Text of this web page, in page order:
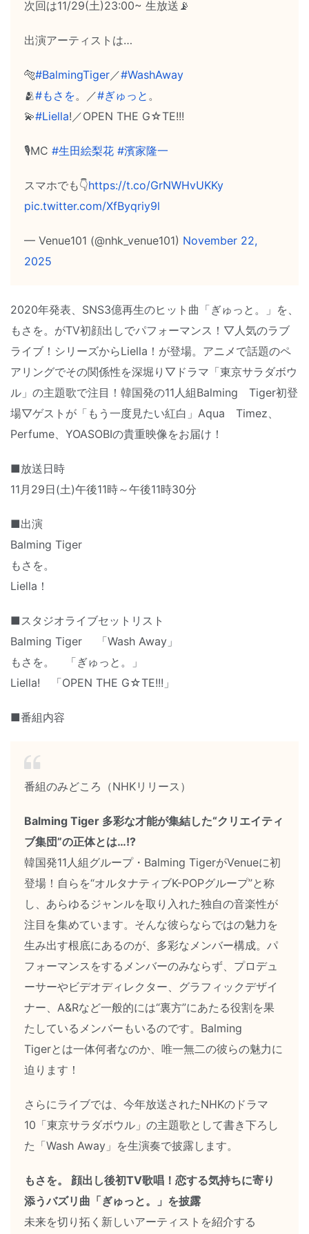
次回は11/29(土)23:00~ 生放送📡
出演アーティストは…
🐅#BalmingTiger／#WashAway
🫂#もさを。／#ぎゅっと 。
💫#Liella!／OPEN THE G☆TE!!!
🎙MC #生田絵梨花 #濱家隆一
スマホでも👇https://t.co/GrNWHvUKKy
pic.twitter.com/XfByqriy9l
— Venue101 (@nhk_venue101) November 22,
2025
2020年発表、SNS3億再生のヒット曲「ぎゅっと。」を、
もさを。がTV初顔出しでパフォーマンス！▽人気のラブ
ライブ！シリーズからLiella！が登場。アニメで話題のペ
アリングでその関係性を深堀り▽ドラマ「東京サラダボウ
ル」の主題歌で注目！韓国発の11人組Balming Tiger初登
場▽ゲストが「もう一度見たい紅白」Aqua Timez、
Perfume、YOASOBIの貴重映像をお届け！
■放送日時
11月29日(土)午後11時～午後11時30分
■出演
Balming Tiger
もさを。
Liella！
■スタジオライブセットリスト
Balming Tiger 「Wash Away」
もさを。 「ぎゅっと。」
Liella! 「OPEN THE G☆TE!!!」
■番組内容
番組のみどころ（NHKリリース）
Balming Tiger 多彩な才能が集結した“クリエイティ
ブ集団”の正体とは…!?
韓国発11人組グループ・Balming TigerがVenueに初
登場！自らを“オルタナティブK-POPグループ”と称
し、あらゆるジャンルを取り入れた独自の音楽性が
注目を集めています。そんな彼らならではの魅力を
生み出す根底にあるのが、多彩なメンバー構成。パ
フォーマンスをするメンバーのみならず、プロデュ
ーサーやビデオディレクター、グラフィックデザイ
ナー、A&Rなど一般的には“裏方”にあたる役割を果
たしているメンバーもいるのです。Balming
Tigerとは一体何者なのか、唯一無二の彼らの魅力に
迫ります！
さらにライブでは、今年放送されたNHKのドラマ
10「東京サラダボウル」の主題歌として書き下ろし
た「Wash Away」を生演奏で披露します。
もさを。 顔出し後初TV歌唱！恋する気持ちに寄り
添うバズリ曲「ぎゅっと。」を披露
未来を切り拓く新しいアーティストを紹介する